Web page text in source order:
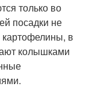
только во
посадки не
в
колышками